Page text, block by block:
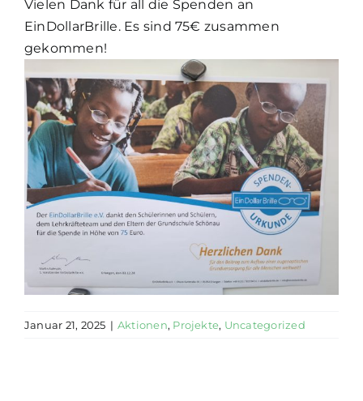
Vielen Dank für all die Spenden an
EinDollarBrille. Es sind 75€ zusammen
gekommen!
Januar 21, 2025 | Aktionen, Projekte, Uncategorized